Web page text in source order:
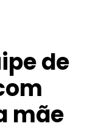
de
mãe